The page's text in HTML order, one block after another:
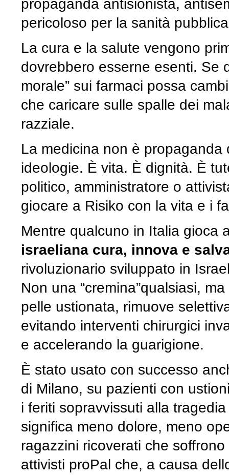
propaganda antisionista,
pericoloso per la sanità
La cura e la salute vengono
dovrebbero esserne esenti. Se
morale” sui farmaci possa
che caricare sulle spalle dei
razziale.
La medicina non è
ideologie. È vita. È dignità. È
politico, amministratore o
giocare a Risiko con la vita e i
Mentre qualcuno in Italia gioca
israeliana cura, innova e
rivoluzionario sviluppato in
Non una “cremina”qualsiasi,
pelle ustionata, rimuove
evitando interventi chirurgici
e accelerando la guarigione.
È stato usato con successo
di Milano, su pazienti con
i feriti sopravvissuti alla
significa meno dolore, meno
ragazzini ricoverati che
attivisti proPal che, a causa